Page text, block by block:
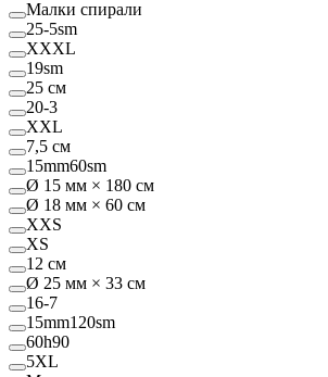
Малки спирали
25-5sm
XXXL
19sm
25 см
20-3
XXL
7,5 см
15mm60sm
Ø 15 мм × 180 см
Ø 18 мм × 60 см
XXS
XS
12 см
Ø 25 мм × 33 см
16-7
15mm120sm
60h90
5XL